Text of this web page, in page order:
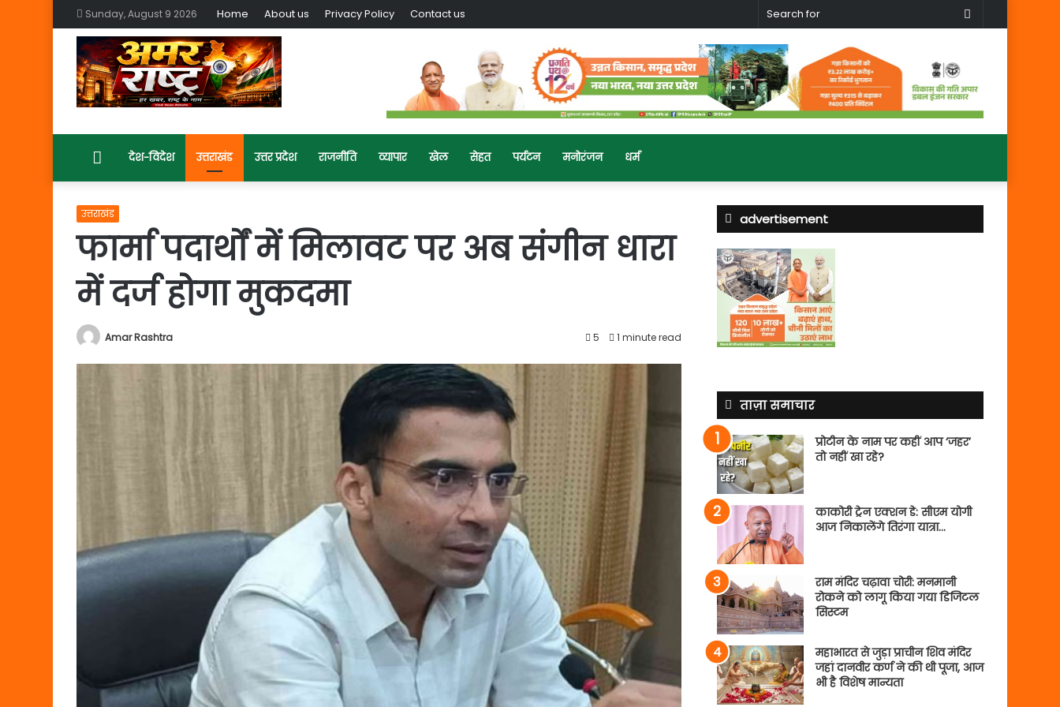
Sunday, August 9 2026 Home About us Privacy Policy Contact us
Search
Homeदेश-विदेश उत्तराखंड उत्तर प्रदेश राजनीति व्यापार खेल सेहत पर्यटन मनोरंजन धर्म
उत्तराखंड
फार्मा पदार्थों में मिलावट पर अब संगीन धारा
में दर्ज होगा मुकदमा
Amar Rashtra 5 1 minute read
advertisement
ताज़ा समाचार
प्रोटीन के नाम पर कहीं आप ‘जहर’
तो नहीं खा रहे?
काकोरी ट्रेन एक्शन डे: सीएम योगी
आज निकालेंगे तिरंगा यात्रा…
राम मंदिर चढ़ावा चोरी: मनमानी
रोकने को लागू किया गया डिजिटल
सिस्टम
महाभारत से जुड़ा प्राचीन शिव मंदिर
जहां दानवीर कर्ण ने की थी पूजा, आज
भी है विशेष मान्यता